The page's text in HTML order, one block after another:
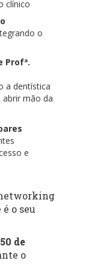
clínico
o
Profª.
a dentística
abrir mão da
e
o seu
de
o